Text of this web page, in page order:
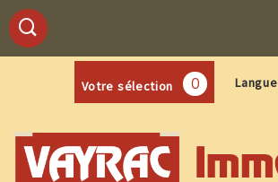
Votre sélection 0 Langue